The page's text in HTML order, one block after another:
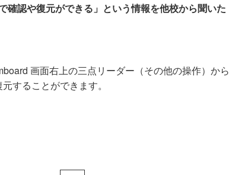
確認や復元ができる」という情報を他校から聞いた
画面右上の三点リーダー（その他の操作）から
することができます。